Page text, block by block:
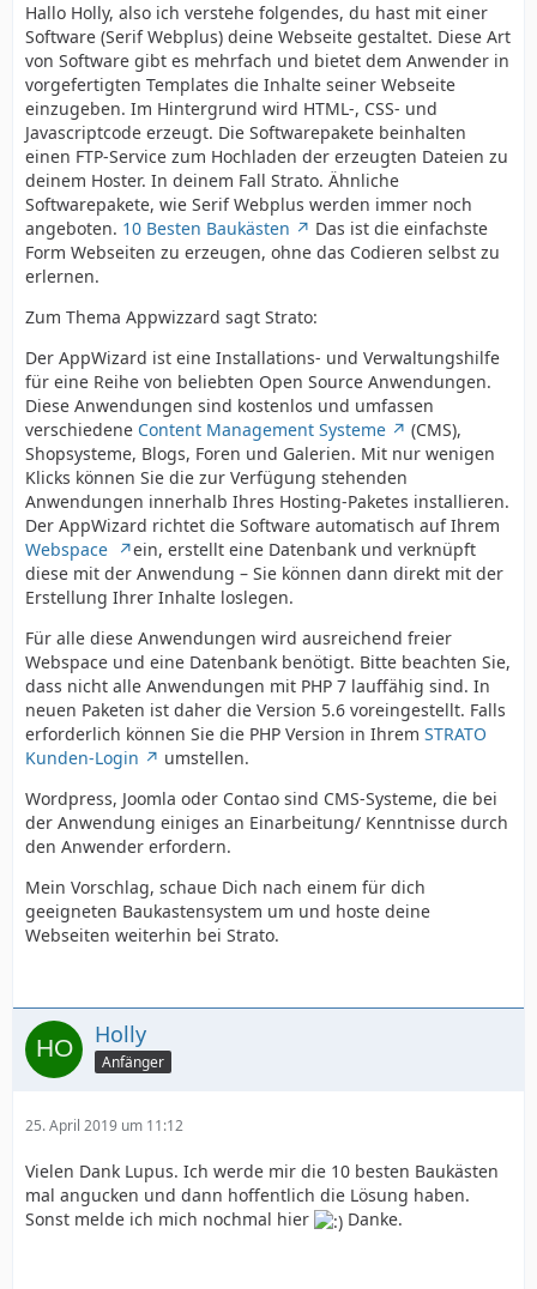
Hallo Holly, also ich verstehe folgendes, du hast mit einer
Software (Serif Webplus) deine Webseite gestaltet. Diese Art
von Software gibt es mehrfach und bietet dem Anwender in
vorgefertigten Templates die Inhalte seiner Webseite
einzugeben. Im Hintergrund wird HTML-, CSS- und
Javascriptcode erzeugt. Die Softwarepakete beinhalten
einen FTP-Service zum Hochladen der erzeugten Dateien zu
deinem Hoster. In deinem Fall Strato. Ähnliche
Softwarepakete, wie Serif Webplus werden immer noch
angeboten. 10 Besten Baukästen
Das ist die einfachste
Form Webseiten zu erzeugen, ohne das Codieren selbst zu
erlernen.
Zum Thema Appwizzard sagt Strato:
Der AppWizard ist eine Installations- und Verwaltungshilfe
für eine Reihe von beliebten Open Source Anwendungen.
Diese Anwendungen sind kostenlos und umfassen
verschiedene Content Management Systeme
(CMS),
Shopsysteme, Blogs, Foren und Galerien. Mit nur wenigen
Klicks können Sie die zur Verfügung stehenden
Anwendungen innerhalb Ihres Hosting-Paketes installieren.
Der AppWizard richtet die Software automatisch auf Ihrem
Webspace
ein, erstellt eine Datenbank und verknüpft
diese mit der Anwendung – Sie können dann direkt mit der
Erstellung Ihrer Inhalte loslegen.
Für alle diese Anwendungen wird ausreichend freier
Webspace und eine Datenbank benötigt. Bitte beachten Sie,
dass nicht alle Anwendungen mit PHP 7 lauffähig sind. In
neuen Paketen ist daher die Version 5.6 voreingestellt. Falls
erforderlich können Sie die PHP Version in Ihrem STRATO
Kunden-Login
umstellen.
Wordpress, Joomla oder Contao sind CMS-Systeme, die bei
der Anwendung einiges an Einarbeitung/ Kenntnisse durch
den Anwender erfordern.
Mein Vorschlag, schaue Dich nach einem für dich
geeigneten Baukastensystem um und hoste deine
Webseiten weiterhin bei Strato.
Holly
Anfänger
25. April 2019 um 11:12
Vielen Dank Lupus. Ich werde mir die 10 besten Baukästen
mal angucken und dann hoffentlich die Lösung haben.
Sonst melde ich mich nochmal hier
Danke.